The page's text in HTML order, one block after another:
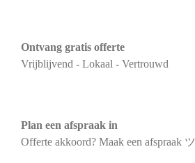
Ontvang gratis offerte
Vrijblijvend - Lokaal - Vertrouwd
Plan een afspraak in
Offerte akkoord? Maak een afspraak ツ